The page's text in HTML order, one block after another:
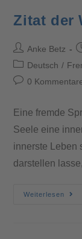
Zitat der
Anke Betz
Deutsch /
0
Eine fremde
Seele eine
innerste Leben
darstellen
Weiterlesen